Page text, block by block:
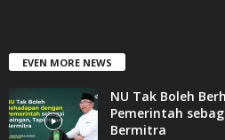
EVEN MORE NEWS
NU Tak Boleh
Pemerintah
Bermitra